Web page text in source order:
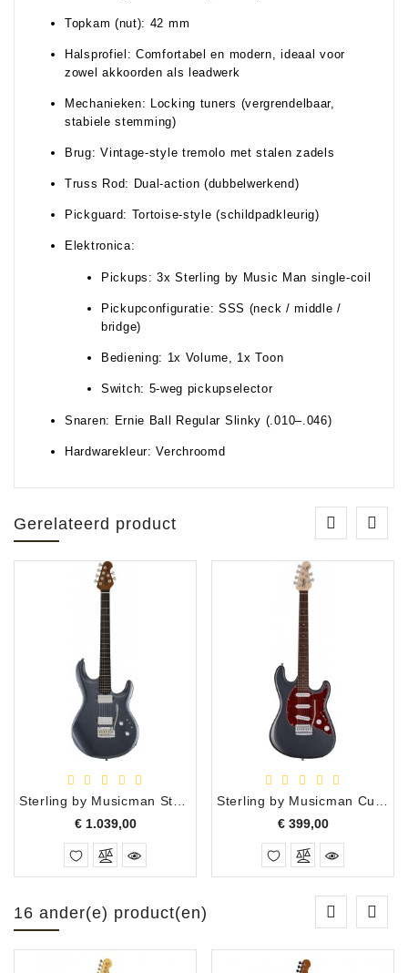
Topkam (nut): 42 mm
Halsprofiel: Comfortabel en modern, ideaal voor
zowel akkoorden als leadwerk
Mechanieken: Locking tuners (vergrendelbaar,
stabiele stemming)
Brug: Vintage-style tremolo met stalen zadels
Truss Rod: Dual-action (dubbelwerkend)
Pickguard: Tortoise-style (schildpadkleurig)
Elektronica:
Pickups: 3x Sterling by Music Man single-coil
Pickupconfiguratie: SSS (neck / middle /
bridge)
Bediening: 1x Volume, 1x Toon
Switch: 5-weg pickupselector
Snaren: Ernie Ball Regular Slinky (.010–.046)
Hardwarekleur: Verchroomd
Gerelateerd product
€ 1.039,00Prijs
€ 399,00Prijs
16 ander(e) product(en)